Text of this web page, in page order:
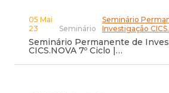
05 Mai
23
Seminário
Investigação
Seminário
Seminário Permanente de
CICS.NOVA 7º Ciclo |…